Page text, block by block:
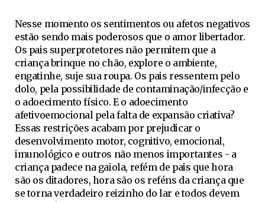
Nesse momento os sentimentos ou afetos negativos
estão sendo mais poderosos que o amor libertador.
Os pais superprotetores não permitem que a
criança brinque no chão, explore o ambiente,
engatinhe, suje sua roupa. Os pais ressentem pelo
dolo, pela possibilidade de contaminação/infecção e
o adoecimento físico. E o adoecimento
afetivoemocional pela falta de expansão criativa?
Essas restrições acabam por prejudicar o
desenvolvimento motor, cognitivo, emocional,
imunológico e outros não menos importantes - a
criança padece na gaiola, refém de pais que hora
são os ditadores, hora são os reféns da criança que
se torna verdadeiro reizinho do lar e todos devem